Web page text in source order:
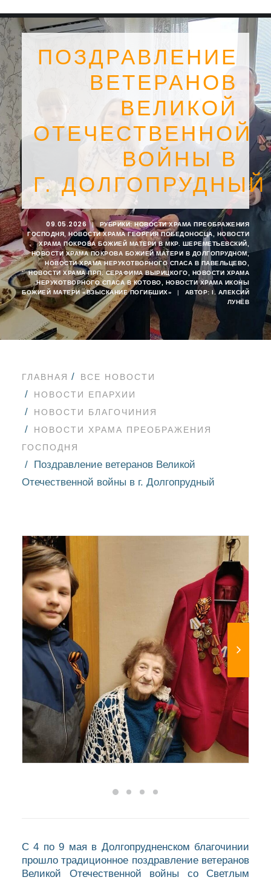
SEARCH
ПОЗДРАВЛЕНИЕ
ВЕТЕРАНОВ
ВЕЛИКОЙ
ОТЕЧЕСТВЕННОЙ
ВОЙНЫ В
Г. ДОЛГОПРУДНЫЙ
09.05.2026 | РУБРИКИ: НОВОСТИ ХРАМА ПРЕОБРАЖЕНИЯ
ГОСПОДНЯ
НОВОСТИ ХРАМА ГЕОРГИЯ ПОБЕДОНОСЦА
НОВОСТИ
ХРАМА ПОКРОВА БОЖИЕЙ МАТЕРИ В МКР. ШЕРЕМЕТЬЕВСКИЙ
НОВОСТИ ХРАМА ПОКРОВА БОЖИЕЙ МАТЕРИ В ДОЛГОПРУДНОМ,
НОВОСТИ ХРАМА НЕРУКОТВОРНОГО СПАСА В ПАВЕЛЬЦЕВО
НОВОСТИ ХРАМА ПРП. СЕРАФИМА ВЫРИЦКОГО
НОВОСТИ ХРАМА
НЕРУКОТВОРНОГО СПАСА В КОТОВО
НОВОСТИ ХРАМА ИКОНЫ
БОЖИЕЙ МАТЕРИ «ВЗЫСКАНИЕ ПОГИБШИХ»
| АВТОР: I. АЛЕКСИЙ
ЛУНЁВ
ГЛАВНАЯ
ВСЕ НОВОСТИ
НОВОСТИ ЕПАРХИИ
НОВОСТИ БЛАГОЧИНИЯ
НОВОСТИ ХРАМА ПРЕОБРАЖЕНИЯ
ГОСПОДНЯ
Поздравление ветеранов Великой
Отечественной войны в г. Долгопрудный
С 4 по 9 мая в Долгопрудненском благочинии
прошло традиционное поздравление ветеранов
Великой Отечественной войны со Светлым